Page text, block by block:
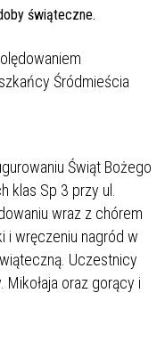
Śródmieścia
Świąt Bożego
klas Sp 3 przy ul.
wraz z chórem
i wręczeniu nagród w
Uczestnicy
oraz gorący i